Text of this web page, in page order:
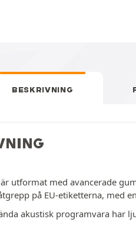
BESKRIVNING
är utformat med avancerade
på EU-etiketterna, med
akustisk programvara har